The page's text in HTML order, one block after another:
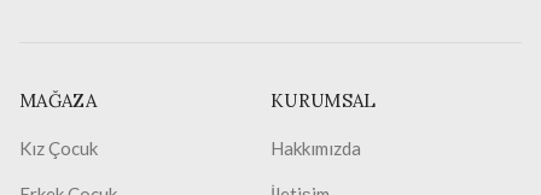
MAĞAZA
Kız Çocuk
KURUMSAL
Hakkımızda